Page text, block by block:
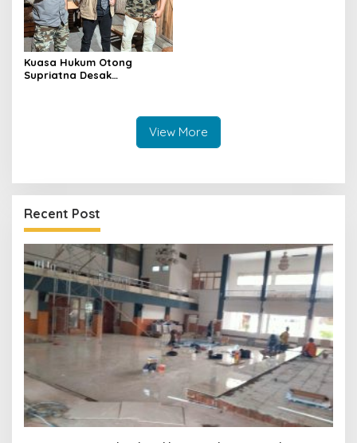
Kuasa Hukum Otong
Supriatna Desak
View More
Recent Post